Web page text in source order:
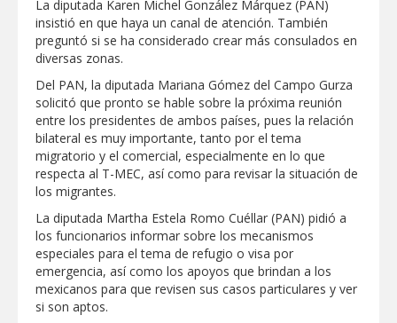
La diputada Karen Michel González Márquez (PAN)
insistió en que haya un canal de atención. También
preguntó si se ha considerado crear más consulados en
diversas zonas.
Del PAN, la diputada Mariana Gómez del Campo Gurza
solicitó que pronto se hable sobre la próxima reunión
entre los presidentes de ambos países, pues la relación
bilateral es muy importante, tanto por el tema
migratorio y el comercial, especialmente en lo que
respecta al T-MEC, así como para revisar la situación de
los migrantes.
La diputada Martha Estela Romo Cuéllar (PAN) pidió a
los funcionarios informar sobre los mecanismos
especiales para el tema de refugio o visa por
emergencia, así como los apoyos que brindan a los
mexicanos para que revisen sus casos particulares y ver
si son aptos.